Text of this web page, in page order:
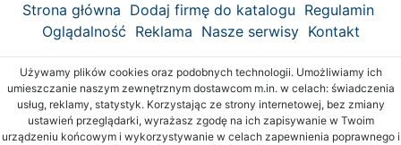
Strona główna Dodaj firmę do katalogu Regulamin
Oglądalność Reklama Nasze serwisy Kontakt
Używamy plików cookies oraz podobnych technologii. Umożliwiamy ich
umieszczanie naszym zewnętrznym dostawcom m.in. w celach: świadczenia
usług, reklamy, statystyk. Korzystając ze strony internetowej, bez zmiany
ustawień przeglądarki, wyrażasz zgodę na ich zapisywanie w Twoim
urządzeniu końcowym i wykorzystywanie w celach zapewnienia poprawnego i